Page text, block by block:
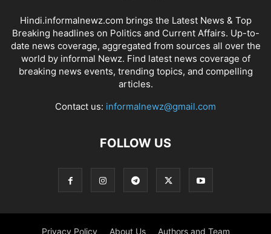
Hindi.informalnewz.com brings the Latest News & Top
Breaking headlines on Politics and Current Affairs. Up-to-
date news coverage, aggregated from sources all over the
world by informal Newz. Find latest news coverage of
breaking news events, trending topics, and compelling
articles.
Contact us: informalnewz@gmail.com
FOLLOW US
Privacy Policy About Us Authors and Team